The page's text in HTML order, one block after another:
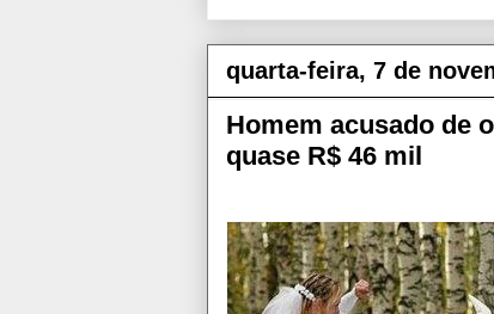
quarta-feira, 7 de
Homem acusado de
quase R$ 46 mil